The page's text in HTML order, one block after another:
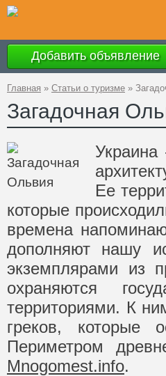
Добавить объявление
Главная » Статьи о туризме »
Загадочная
Украина
Ее
которые
времена
дополняют нашу
экземплярами из
охраняются
территориями. К
греков,
Периметром
Mnogomest.info.